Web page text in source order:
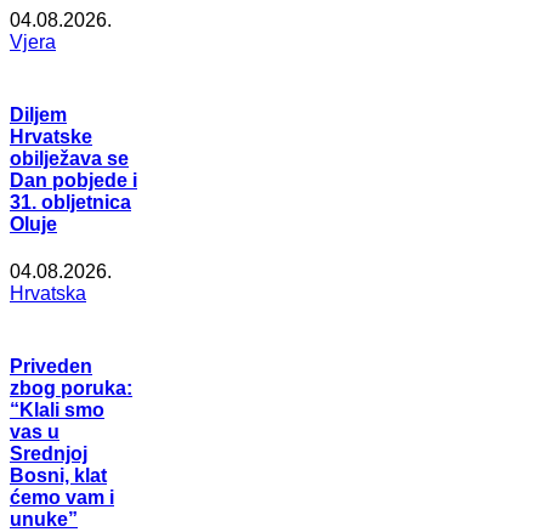
04.08.2026.
Vjera
Diljem
Hrvatske
obilježava se
Dan pobjede i
31. obljetnica
Oluje
04.08.2026.
Hrvatska
Priveden
zbog poruka:
“Klali smo
vas u
Srednjoj
Bosni, klat
ćemo vam i
unuke”